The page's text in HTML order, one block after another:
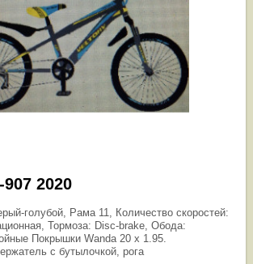
2020
голубой, Рама 11, Количество скоростей:
Тормоза: Disc-brake, Обода:
Покрышки Wanda 20 x 1.95.
с бутылочкой, рога